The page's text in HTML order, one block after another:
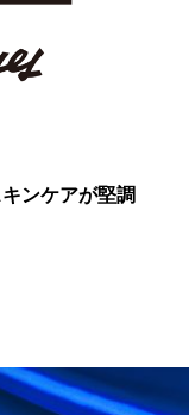
ヘアケア
ンケアが堅調